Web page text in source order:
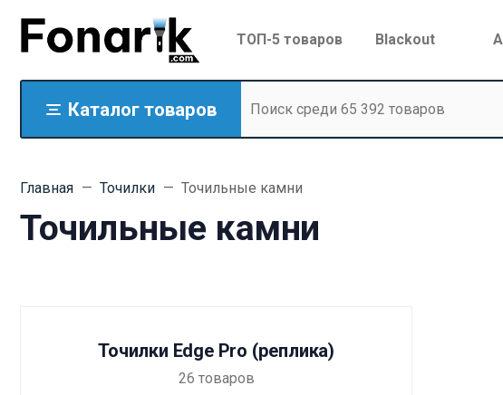
ТОП-5 товаров Blackout
Каталог товаров
Главная Точилки Точильные камни
Точильные камни
Точилки Edge Pro (реплика)
26 товаров